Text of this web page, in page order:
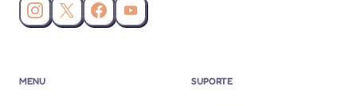
Instagram da Cupoland
X (Twitter) da Cupoland
Facebook da Cupoland
Canal da Cupoland no YouTube
MENU SUPORTE